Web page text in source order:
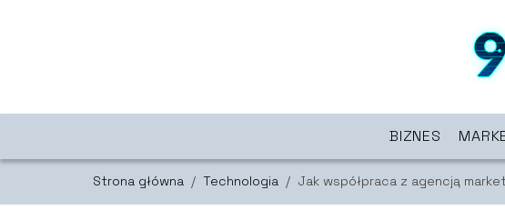
BIZNES
Strona główna / Technologia / Jak współpraca z agencją